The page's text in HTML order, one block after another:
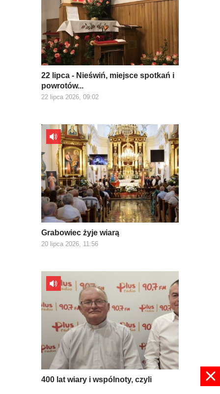
22 lipca - Nieświń, miejsce spotkań i
powrotów...
22 lipca 2026, 09:02
Grabowiec żyje wiarą
20 lipca 2026, 11:56
400 lat wiary i wspólnoty, czyli